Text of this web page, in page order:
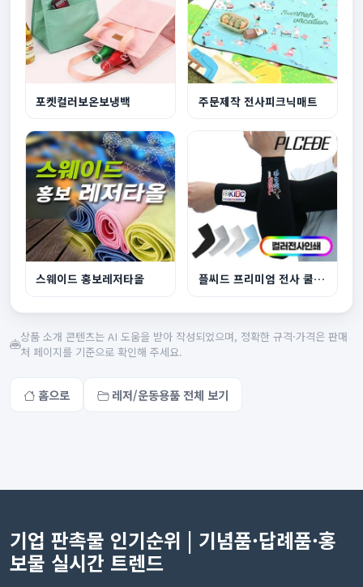
포켓컬러보온보냉백 주문제작 전사피크닉매트
스웨이드 홍보레저타올 플씨드 프리미엄 전사 쿨토시풀컬러
상품 소개 콘텐츠는 AI 도움을 받아 작성되었으며, 정확한 규격·가격은 판매
처 페이지를 기준으로 확인해 주세요.
홈으로 레저/운동용품 전체 보기
기업 판촉물 인기순위 | 기념품·답례품·홍
보물 실시간 트렌드